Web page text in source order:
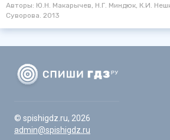
Авторы: Ю.Н. Макарычев, Н.Г. Миндюк, К.И.
Суворова. 2013
© spishigdz.ru, 2026
admin@spishigdz.ru